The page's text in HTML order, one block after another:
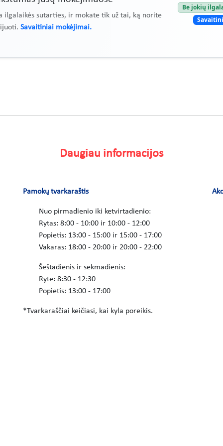
ilgalaikės sutarties, ir mokate tik už tai, ką norite
Savaitiniai mokėjimai.
Be jokių
Daugiau informacijos
Pamokų tvarkaraštis
Nuo pirmadienio iki ketvirtadienio:
Rytas: 8:00 - 10:00 ir 10:00 - 12:00
Popietis: 13:00 - 15:00 ir 15:00 - 17:00
Vakaras: 18:00 - 20:00 ir 20:00 - 22:00
Šeštadienis ir sekmadienis:
Ryte: 8:30 - 12:30
Popietis: 13:00 - 17:00
*Tvarkaraščiai keičiasi, kai kyla poreikis.